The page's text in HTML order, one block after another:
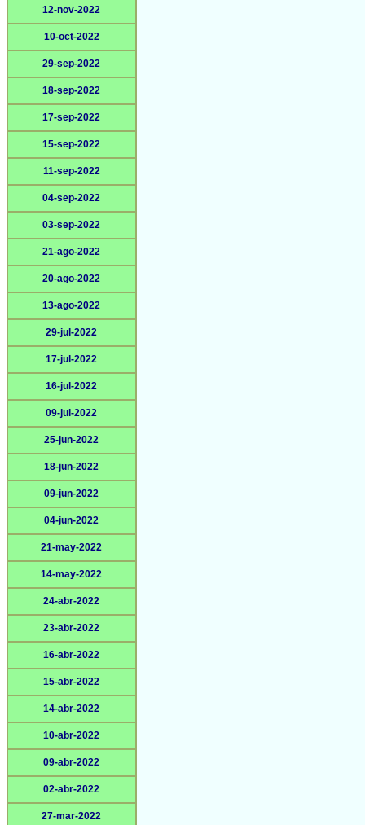
12-nov-2022
10-oct-2022
29-sep-2022
18-sep-2022
17-sep-2022
15-sep-2022
11-sep-2022
04-sep-2022
03-sep-2022
21-ago-2022
20-ago-2022
13-ago-2022
29-jul-2022
17-jul-2022
16-jul-2022
09-jul-2022
25-jun-2022
18-jun-2022
09-jun-2022
04-jun-2022
21-may-2022
14-may-2022
24-abr-2022
23-abr-2022
16-abr-2022
15-abr-2022
14-abr-2022
10-abr-2022
09-abr-2022
02-abr-2022
27-mar-2022